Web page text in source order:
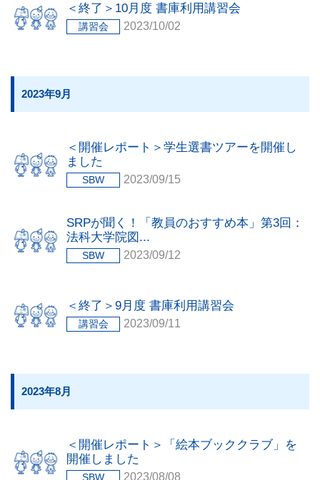
＜終了＞10月度 書庫利用講習会
講習会 2023/10/02
2023年9月
＜開催レポート＞学生選書ツアーを開催し
ました
SBW 2023/09/15
SRPが聞く！「教員のおすすめ本」第3回：
法科大学院図...
SBW 2023/09/12
＜終了＞9月度 書庫利用講習会
講習会 2023/09/11
2023年8月
＜開催レポート＞「絵本ブッククラブ」を
開催しました
SBW 2023/08/08